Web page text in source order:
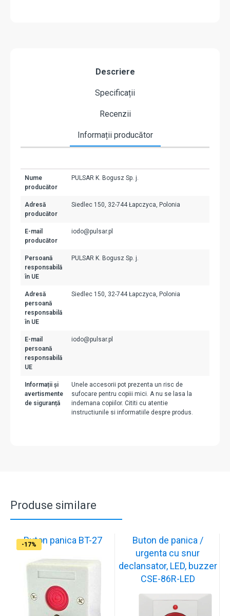
Descriere
Specificații
Recenzii
Informații producător
Nume
producător
PULSAR K. Bogusz Sp. j.
Adresă
producător
Siedlec 150, 32-744 Łapczyca, Polonia
E-mail
producător
iodo@pulsar.pl
Persoană
responsabilă
în UE
PULSAR K. Bogusz Sp. j.
Adresă
persoană
responsabilă
în UE
Siedlec 150, 32-744 Łapczyca, Polonia
E-mail
persoană
responsabilă
UE
iodo@pulsar.pl
Informații și
avertismente
de siguranță
Unele accesorii pot prezenta un risc de
sufocare pentru copiii mici. A nu se lasa la
indemana copiilor. Cititi cu atentie
instructiunile si informatiile despre produs.
Produse similare
-17%
Buton panica BT-27
-17%
Buton de panica /
urgenta cu snur
declansator, LED, buzzer
CSE-86R-LED